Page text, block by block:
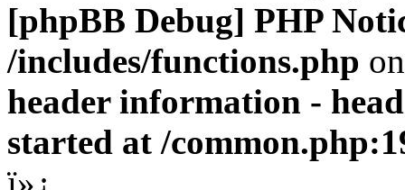
[phpBB Debug] PHP
/includes/functions.php
header information -
started at /